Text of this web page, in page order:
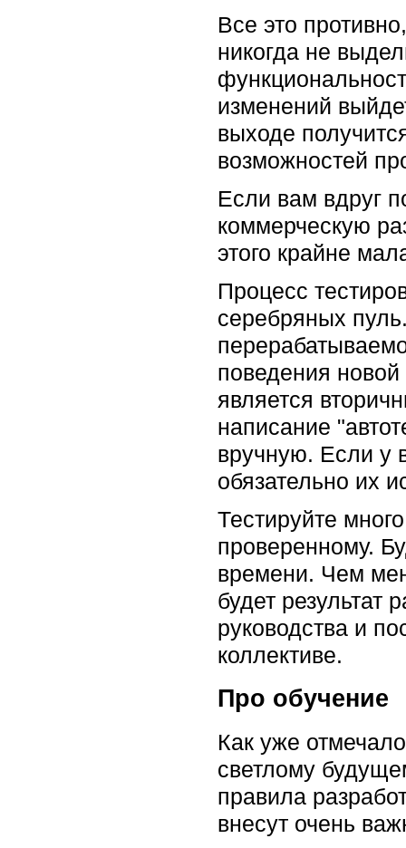
Все это
никогда не
изменений
выходе
возможностей
Если вам вдруг
коммерческую
этого крайне
Процесс
серебряных
поведения
является
написание
вручную. Если у
обязательно их
Тестируйте
проверенному.
времени. Чем
будет результат
руководства и
коллективе.
Про обучение
Как уже
светлому
правила
внесут очень